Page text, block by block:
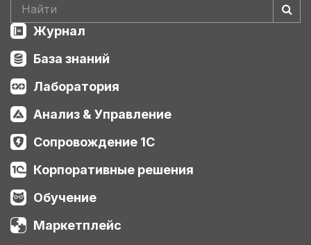
Журнал
База знаний
Лаборатория
Анализ & Управление
Сопровождение 1С
Корпоративные решения
Обучение
Маркетплейс